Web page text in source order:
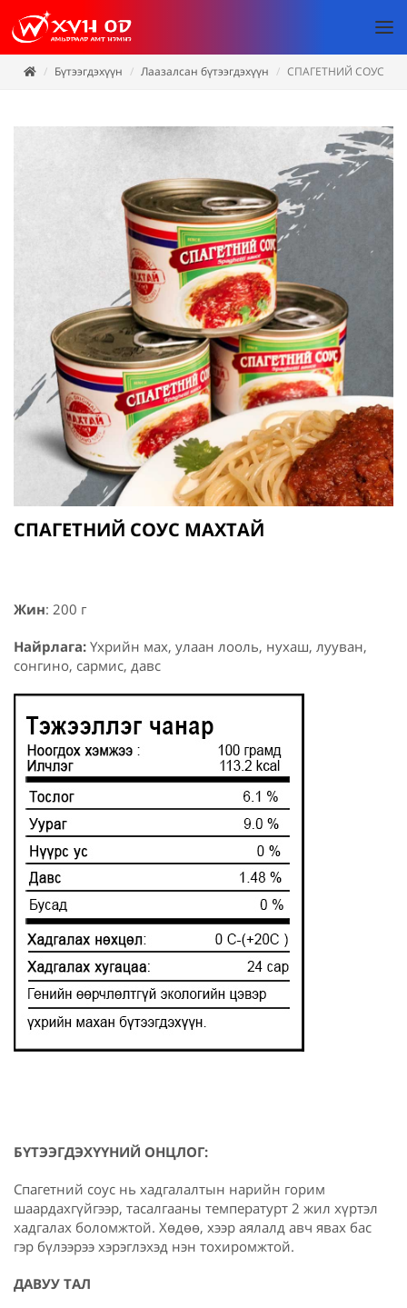
Бүтээгдэхүүн Лаазалсан бүтээгдэхүүн СПАГЕТНИЙ СОУС
СПАГЕТНИЙ СОУС МАХТАЙ
Жин: 200 г
Найрлага: Үхрийн мах, улаан лооль, нухаш, лууван,
сонгино, сармис, давс
БҮТЭЭГДЭХҮҮНИЙ ОНЦЛОГ:
Спагетний соус нь хадгалалтын нарийн горим
шаардахгүйгээр, тасалгааны температурт 2 жил хүртэл
хадгалах боломжтой. Хөдөө, хээр аялалд авч явах бас
гэр бүлээрээ хэрэглэхэд нэн тохиромжтой.
ДАВУУ ТАЛ